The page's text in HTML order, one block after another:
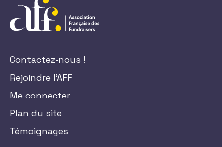
Contactez-nous !
Rejoindre l'AFF
Me connecter
Plan du site
Témoignages